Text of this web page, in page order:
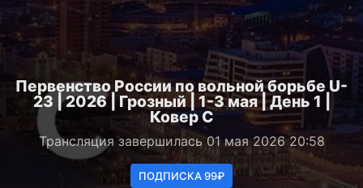
Первенство России по вольной борьбе U-
23 | 2026 | Грозный | 1-3 мая | День 1 |
Ковер C
Трансляция завершилась 01 мая 2026 20:58
ПОДПИСКА 99₽